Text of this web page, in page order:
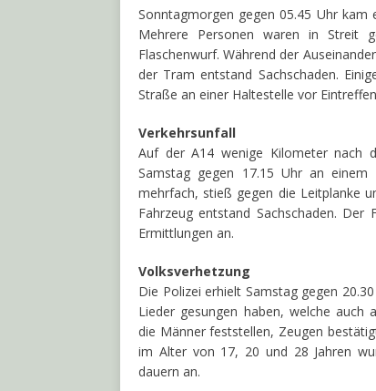
Sonntagmorgen gegen 05.45 Uhr kam
Mehrere Personen waren in Streit
Flaschenwurf. Während der
der Tram entstand Sachschaden.
Straße an einer Haltestelle vor
Verkehrsunfall
Auf der A14 wenige Kilometer nach
Samstag gegen 17.15 Uhr an
mehrfach, stieß gegen die Leitplanke
Fahrzeug entstand Sachschaden.
Ermittlungen an.
Volksverhetzung
Die Polizei erhielt Samstag gegen
Lieder gesungen haben, welche auch
die Männer feststellen, Zeugen
im Alter von 17, 20 und 28 Jahren
dauern an.